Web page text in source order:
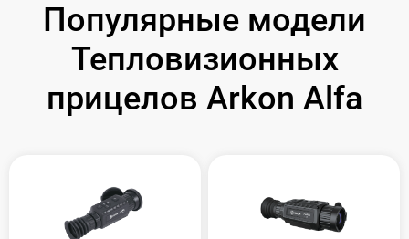
Популярные модели
Тепловизионных
прицелов Arkon Alfa